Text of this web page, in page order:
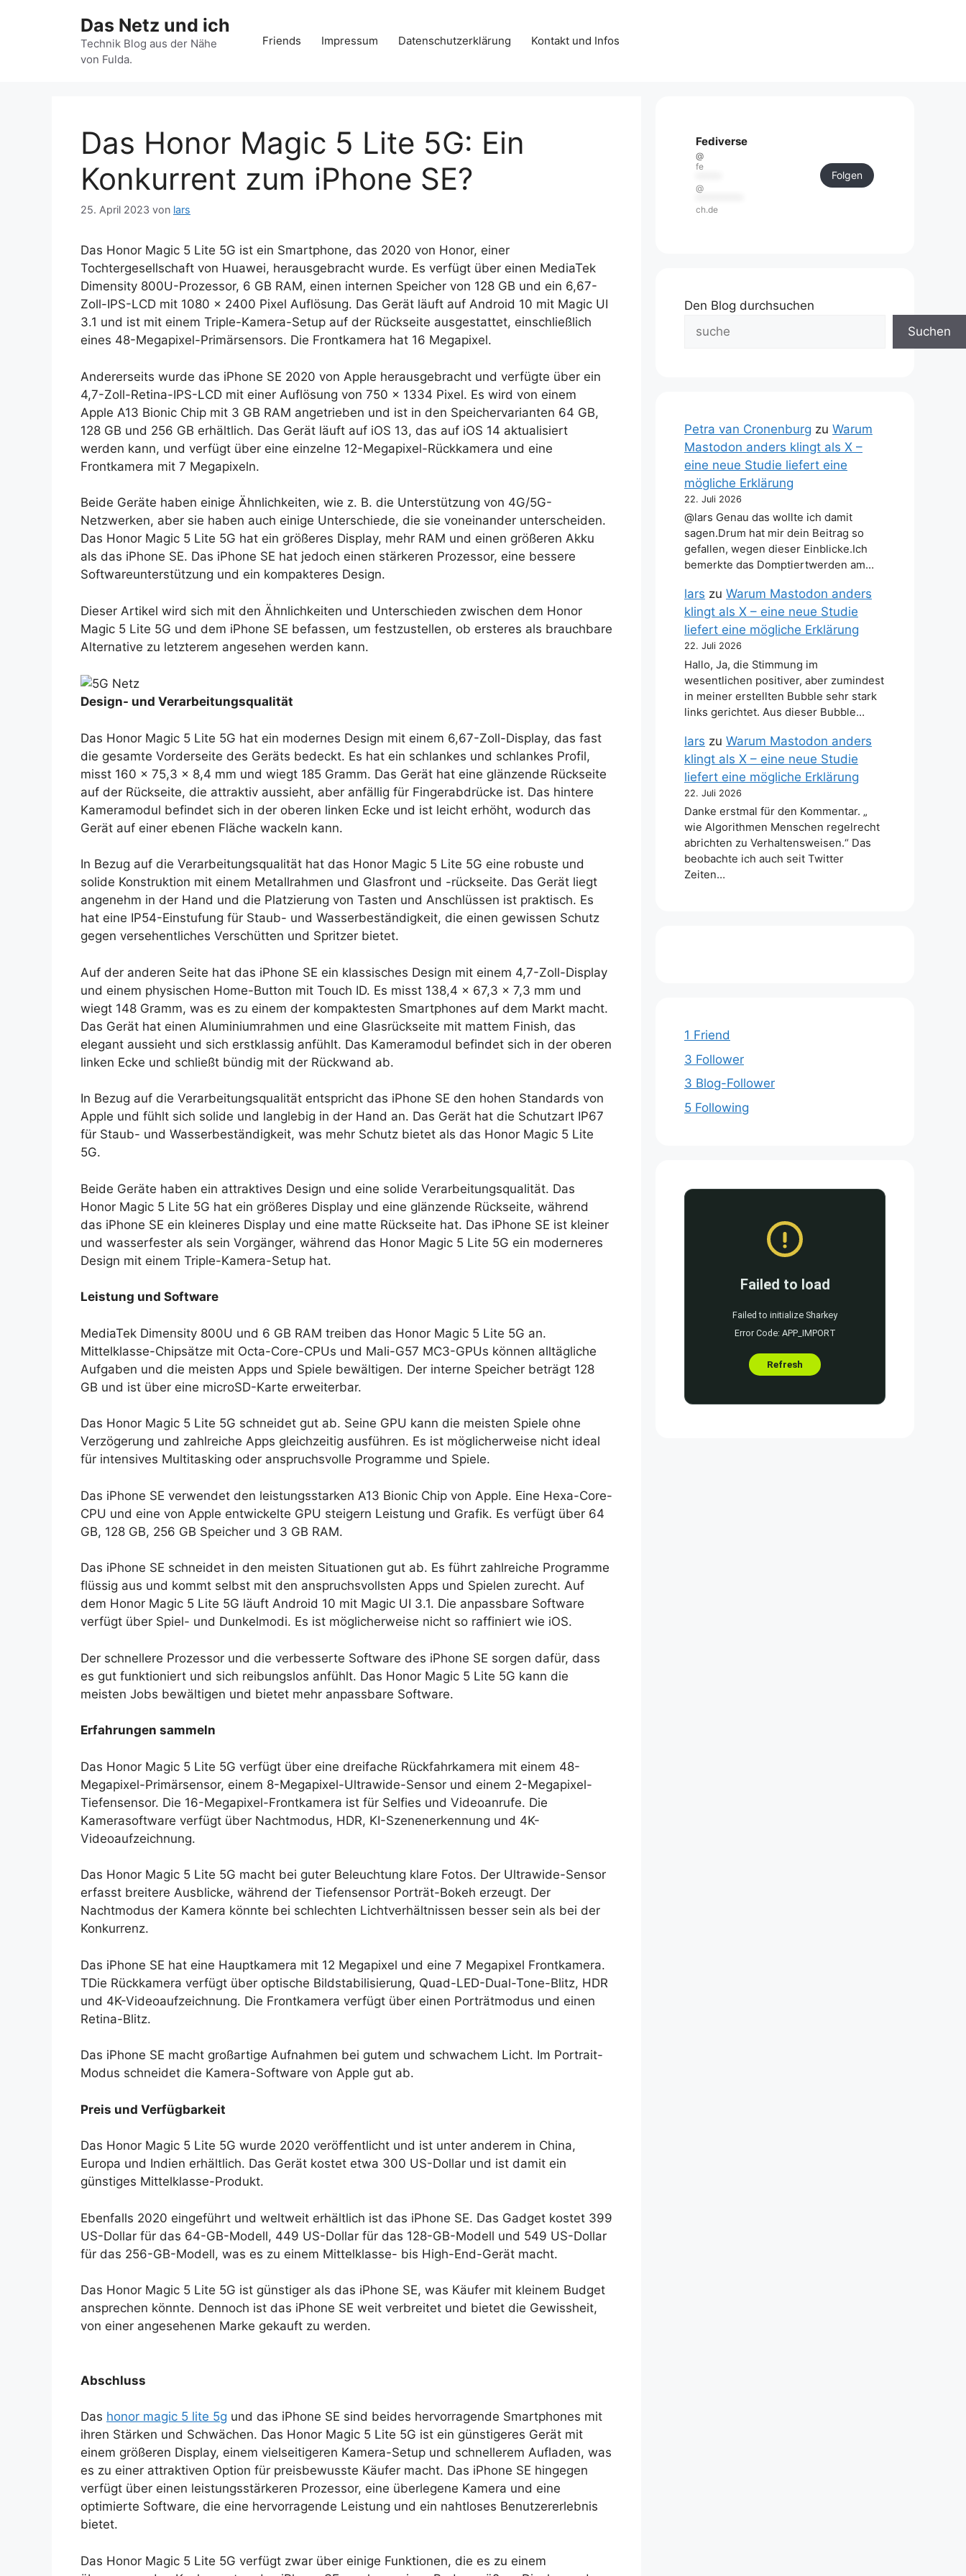
Das Netz und ich
Technik Blog aus der Nähe
von Fulda.
Friends Impressum Datenschutzerklärung Kontakt und Infos
Das Honor Magic 5 Lite 5G: Ein
Konkurrent zum iPhone SE?
25. April 2023 von lars
Das Honor Magic 5 Lite 5G ist ein Smartphone, das 2020 von Honor, einer
Tochtergesellschaft von Huawei, herausgebracht wurde. Es verfügt über einen MediaTek
Dimensity 800U-Prozessor, 6 GB RAM, einen internen Speicher von 128 GB und ein 6,67-
Zoll-IPS-LCD mit 1080 x 2400 Pixel Auflösung. Das Gerät läuft auf Android 10 mit Magic UI
3.1 und ist mit einem Triple-Kamera-Setup auf der Rückseite ausgestattet, einschließlich
eines 48-Megapixel-Primärsensors. Die Frontkamera hat 16 Megapixel.
Andererseits wurde das iPhone SE 2020 von Apple herausgebracht und verfügte über ein
4,7-Zoll-Retina-IPS-LCD mit einer Auflösung von 750 x 1334 Pixel. Es wird von einem
Apple A13 Bionic Chip mit 3 GB RAM angetrieben und ist in den Speichervarianten 64 GB,
128 GB und 256 GB erhältlich. Das Gerät läuft auf iOS 13, das auf iOS 14 aktualisiert
werden kann, und verfügt über eine einzelne 12-Megapixel-Rückkamera und eine
Frontkamera mit 7 Megapixeln.
Beide Geräte haben einige Ähnlichkeiten, wie z. B. die Unterstützung von 4G/5G-
Netzwerken, aber sie haben auch einige Unterschiede, die sie voneinander unterscheiden.
Das Honor Magic 5 Lite 5G hat ein größeres Display, mehr RAM und einen größeren Akku
als das iPhone SE. Das iPhone SE hat jedoch einen stärkeren Prozessor, eine bessere
Softwareunterstützung und ein kompakteres Design.
Dieser Artikel wird sich mit den Ähnlichkeiten und Unterschieden zwischen dem Honor
Magic 5 Lite 5G und dem iPhone SE befassen, um festzustellen, ob ersteres als brauchbare
Alternative zu letzterem angesehen werden kann.
Design- und Verarbeitungsqualität
Das Honor Magic 5 Lite 5G hat ein modernes Design mit einem 6,67-Zoll-Display, das fast
die gesamte Vorderseite des Geräts bedeckt. Es hat ein schlankes und schlankes Profil,
misst 160 x 75,3 x 8,4 mm und wiegt 185 Gramm. Das Gerät hat eine glänzende Rückseite
auf der Rückseite, die attraktiv aussieht, aber anfällig für Fingerabdrücke ist. Das hintere
Kameramodul befindet sich in der oberen linken Ecke und ist leicht erhöht, wodurch das
Gerät auf einer ebenen Fläche wackeln kann.
In Bezug auf die Verarbeitungsqualität hat das Honor Magic 5 Lite 5G eine robuste und
solide Konstruktion mit einem Metallrahmen und Glasfront und -rückseite. Das Gerät liegt
angenehm in der Hand und die Platzierung von Tasten und Anschlüssen ist praktisch. Es
hat eine IP54-Einstufung für Staub- und Wasserbeständigkeit, die einen gewissen Schutz
gegen versehentliches Verschütten und Spritzer bietet.
Auf der anderen Seite hat das iPhone SE ein klassisches Design mit einem 4,7-Zoll-Display
und einem physischen Home-Button mit Touch ID. Es misst 138,4 x 67,3 x 7,3 mm und
wiegt 148 Gramm, was es zu einem der kompaktesten Smartphones auf dem Markt macht.
Das Gerät hat einen Aluminiumrahmen und eine Glasrückseite mit mattem Finish, das
elegant aussieht und sich erstklassig anfühlt. Das Kameramodul befindet sich in der oberen
linken Ecke und schließt bündig mit der Rückwand ab.
In Bezug auf die Verarbeitungsqualität entspricht das iPhone SE den hohen Standards von
Apple und fühlt sich solide und langlebig in der Hand an. Das Gerät hat die Schutzart IP67
für Staub- und Wasserbeständigkeit, was mehr Schutz bietet als das Honor Magic 5 Lite
5G.
Beide Geräte haben ein attraktives Design und eine solide Verarbeitungsqualität. Das
Honor Magic 5 Lite 5G hat ein größeres Display und eine glänzende Rückseite, während
das iPhone SE ein kleineres Display und eine matte Rückseite hat. Das iPhone SE ist kleiner
und wasserfester als sein Vorgänger, während das Honor Magic 5 Lite 5G ein moderneres
Design mit einem Triple-Kamera-Setup hat.
Leistung und Software
MediaTek Dimensity 800U und 6 GB RAM treiben das Honor Magic 5 Lite 5G an.
Mittelklasse-Chipsätze mit Octa-Core-CPUs und Mali-G57 MC3-GPUs können alltägliche
Aufgaben und die meisten Apps und Spiele bewältigen. Der interne Speicher beträgt 128
GB und ist über eine microSD-Karte erweiterbar.
Das Honor Magic 5 Lite 5G schneidet gut ab. Seine GPU kann die meisten Spiele ohne
Verzögerung und zahlreiche Apps gleichzeitig ausführen. Es ist möglicherweise nicht ideal
für intensives Multitasking oder anspruchsvolle Programme und Spiele.
Das iPhone SE verwendet den leistungsstarken A13 Bionic Chip von Apple. Eine Hexa-Core-
CPU und eine von Apple entwickelte GPU steigern Leistung und Grafik. Es verfügt über 64
GB, 128 GB, 256 GB Speicher und 3 GB RAM.
Das iPhone SE schneidet in den meisten Situationen gut ab. Es führt zahlreiche Programme
flüssig aus und kommt selbst mit den anspruchsvollsten Apps und Spielen zurecht. Auf
dem Honor Magic 5 Lite 5G läuft Android 10 mit Magic UI 3.1. Die anpassbare Software
verfügt über Spiel- und Dunkelmodi. Es ist möglicherweise nicht so raffiniert wie iOS.
Der schnellere Prozessor und die verbesserte Software des iPhone SE sorgen dafür, dass
es gut funktioniert und sich reibungslos anfühlt. Das Honor Magic 5 Lite 5G kann die
meisten Jobs bewältigen und bietet mehr anpassbare Software.
Erfahrungen sammeln
Das Honor Magic 5 Lite 5G verfügt über eine dreifache Rückfahrkamera mit einem 48-
Megapixel-Primärsensor, einem 8-Megapixel-Ultrawide-Sensor und einem 2-Megapixel-
Tiefensensor. Die 16-Megapixel-Frontkamera ist für Selfies und Videoanrufe. Die
Kamerasoftware verfügt über Nachtmodus, HDR, KI-Szenenerkennung und 4K-
Videoaufzeichnung.
Das Honor Magic 5 Lite 5G macht bei guter Beleuchtung klare Fotos. Der Ultrawide-Sensor
erfasst breitere Ausblicke, während der Tiefensensor Porträt-Bokeh erzeugt. Der
Nachtmodus der Kamera könnte bei schlechten Lichtverhältnissen besser sein als bei der
Konkurrenz.
Das iPhone SE hat eine Hauptkamera mit 12 Megapixel und eine 7 Megapixel Frontkamera.
TDie Rückkamera verfügt über optische Bildstabilisierung, Quad-LED-Dual-Tone-Blitz, HDR
und 4K-Videoaufzeichnung. Die Frontkamera verfügt über einen Porträtmodus und einen
Retina-Blitz.
Das iPhone SE macht großartige Aufnahmen bei gutem und schwachem Licht. Im Portrait-
Modus schneidet die Kamera-Software von Apple gut ab.
Preis und Verfügbarkeit
Das Honor Magic 5 Lite 5G wurde 2020 veröffentlicht und ist unter anderem in China,
Europa und Indien erhältlich. Das Gerät kostet etwa 300 US-Dollar und ist damit ein
günstiges Mittelklasse-Produkt.
Ebenfalls 2020 eingeführt und weltweit erhältlich ist das iPhone SE. Das Gadget kostet 399
US-Dollar für das 64-GB-Modell, 449 US-Dollar für das 128-GB-Modell und 549 US-Dollar
für das 256-GB-Modell, was es zu einem Mittelklasse- bis High-End-Gerät macht.
Das Honor Magic 5 Lite 5G ist günstiger als das iPhone SE, was Käufer mit kleinem Budget
ansprechen könnte. Dennoch ist das iPhone SE weit verbreitet und bietet die Gewissheit,
von einer angesehenen Marke gekauft zu werden.
Abschluss
Das honor magic 5 lite 5g und das iPhone SE sind beides hervorragende Smartphones mit
ihren Stärken und Schwächen. Das Honor Magic 5 Lite 5G ist ein günstigeres Gerät mit
einem größeren Display, einem vielseitigeren Kamera-Setup und schnellerem Aufladen, was
es zu einer attraktiven Option für preisbewusste Käufer macht. Das iPhone SE hingegen
verfügt über einen leistungsstärkeren Prozessor, eine überlegene Kamera und eine
optimierte Software, die eine hervorragende Leistung und ein nahtloses Benutzererlebnis
bietet.
Das Honor Magic 5 Lite 5G verfügt zwar über einige Funktionen, die es zu einem
Fediverse
@
fe
@
ch.de
Folgen
Den Blog durchsuchen
Suchen
Petra van Cronenburg zu Warum
Mastodon anders klingt als X –
eine neue Studie liefert eine
mögliche Erklärung
22. Juli 2026
@lars Genau das wollte ich damit
sagen.Drum hat mir dein Beitrag so
gefallen, wegen dieser Einblicke.Ich
bemerkte das Domptiertwerden am…
lars zu Warum Mastodon anders
klingt als X – eine neue Studie
liefert eine mögliche Erklärung
22. Juli 2026
Hallo, Ja, die Stimmung im
wesentlichen positiver, aber zumindest
in meiner erstellten Bubble sehr stark
links gerichtet. Aus dieser Bubble…
lars zu Warum Mastodon anders
klingt als X – eine neue Studie
liefert eine mögliche Erklärung
22. Juli 2026
Danke erstmal für den Kommentar. „
wie Algorithmen Menschen regelrecht
abrichten zu Verhaltensweisen.“ Das
beobachte ich auch seit Twitter
Zeiten…
1 Friend
3 Follower
3 Blog-Follower
5 Following